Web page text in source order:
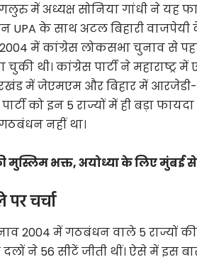
में अध्यक्ष सोनिया गांधी ने यह
UPA के साथ अटल बिहारी
में कांग्रेस लोकसभा चुनाव से
थी। कांग्रेस पार्टी ने महाराष्ट्र
में जेएमएम और बिहार में
को इन 5 राज्यों में ही बड़ा
नहीं था।
मुस्लिम भक्त, अयोध्या के लिए
पर चर्चा
2004 में गठबंधन वाले 5 राज्यों की
ने 56 सीटें जीती थीं। ऐसे में इस